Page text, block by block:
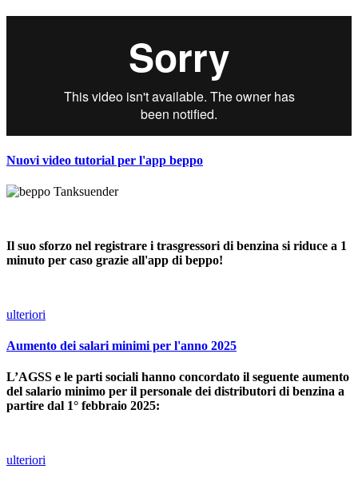
Nuovi video tutorial per l'app beppo
Il suo sforzo nel registrare i trasgressori di benzina si riduce a 1
minuto per caso grazie all'app di beppo!
ulteriori
Aumento dei salari minimi per l'anno 2025
L’AGSS e le parti sociali hanno concordato il seguente aumento
del salario minimo per il personale dei distributori di benzina a
partire dal 1° febbraio 2025:
ulteriori